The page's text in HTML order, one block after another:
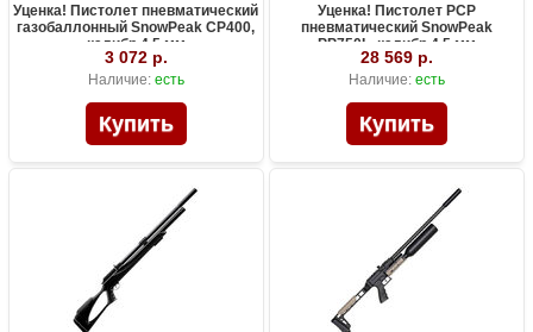
Уценка! Пистолет пневматический
газобаллонный SnowPeak CP400,
калибр 4.5 мм
3 072 р.
Наличие: есть
Уценка! Пистолет PCP
пневматический SnowPeak
PP750L, калибр 4.5 мм
28 569 р.
Наличие: есть